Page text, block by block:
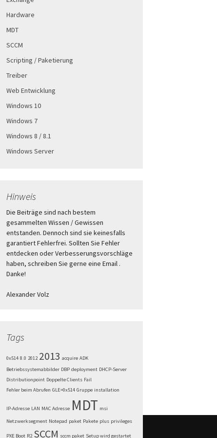
Hardware
MDT
SCCM
Scripting / Paketierung
Treiber
Web Entwicklung
Windows 10
Windows 7
Windows 8 / 8.1
Windows Server
Hinweis
Die Beiträge sind nach bestem
gesammelten Wissen / Gewissen
entstanden. Dennoch sind sie keinesfalls
garantiert Fehlerfrei. Sollten Sie Fehler
entdecken oder Verbesserungsvorschläge
haben, schreiben Sie gerne eine Email .
Danke!
Alexander Volz
Tags
0x514 8.0 2012 2013 acquire ADK
Betriebssystemabbilder DBP deployment DHCP-Server
Distributionpoint Doppelte Clients Fail
Fehler beim Abrufen GLE=0x514 Gruppe installation
IP-Adresse LAN MAC Adresse MDT msi
Netzwerksegment Notepad paket Pakete plus privileges
PXE Boot R2 SCCM sccm paket Setup wird gestartet